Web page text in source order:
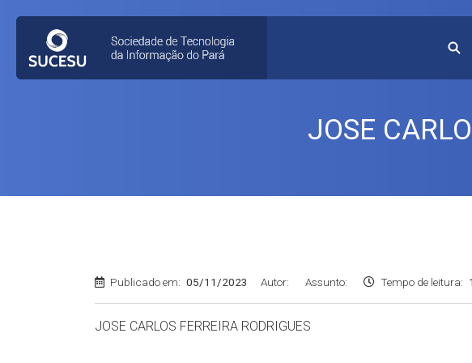
JOSE
Publicado em: 05/11/2023 Autor: Assunto: Tempo de leitura:
JOSE CARLOS FERREIRA RODRIGUES